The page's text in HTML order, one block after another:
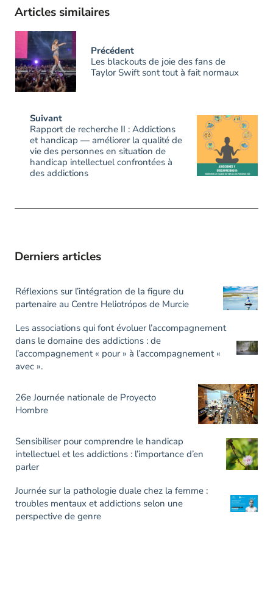
Articles similaires
Précédent
Les blackouts de joie des fans de
Taylor Swift sont tout à fait normaux
Suivant
Rapport de recherche II : Addictions
et handicap — améliorer la qualité de
vie des personnes en situation de
handicap intellectuel confrontées à
des addictions
Derniers articles
Réflexions sur l’intégration de la figure du
partenaire au Centre Heliotrópos de Murcie
Les associations qui font évoluer l’accompagnement
dans le domaine des addictions : de
l’accompagnement « pour » à l’accompagnement «
avec ».
26e Journée nationale de Proyecto
Hombre
Sensibiliser pour comprendre le handicap
intellectuel et les addictions : l’importance d’en
parler
Journée sur la pathologie duale chez la femme :
troubles mentaux et addictions selon une
perspective de genre